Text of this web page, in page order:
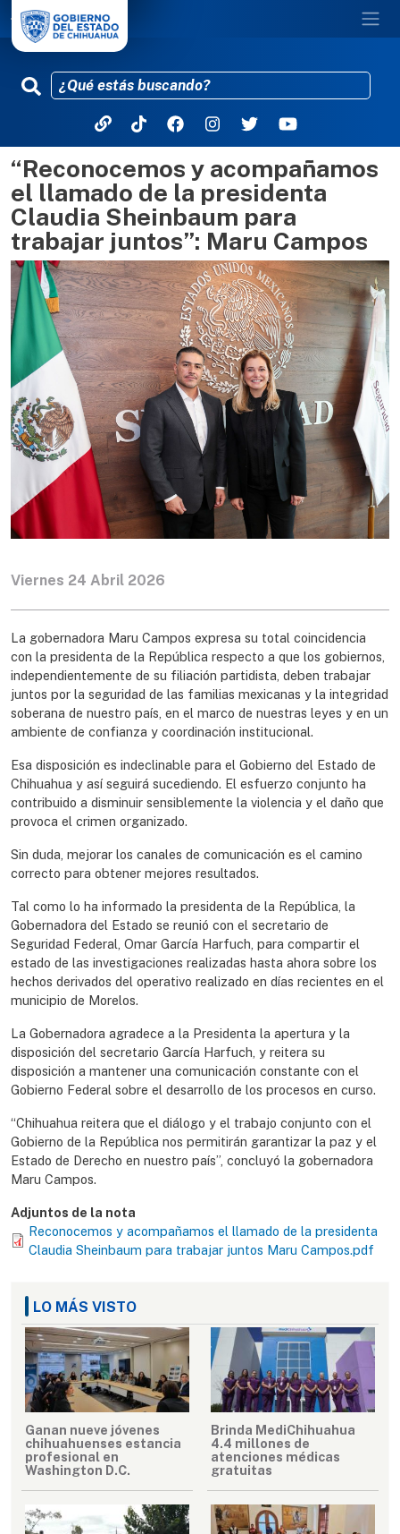
Pasar al contenido principal
“Reconocemos y acompañamos
el llamado de la presidenta
Claudia Sheinbaum para
trabajar juntos”: Maru Campos
Viernes 24 Abril 2026
La gobernadora Maru Campos expresa su total coincidencia
con la presidenta de la República respecto a que los gobiernos,
independientemente de su filiación partidista, deben trabajar
juntos por la seguridad de las familias mexicanas y la integridad
soberana de nuestro país, en el marco de nuestras leyes y en un
ambiente de confianza y coordinación institucional.
Esa disposición es indeclinable para el Gobierno del Estado de
Chihuahua y así seguirá sucediendo. El esfuerzo conjunto ha
contribuido a disminuir sensiblemente la violencia y el daño que
provoca el crimen organizado.
Sin duda, mejorar los canales de comunicación es el camino
correcto para obtener mejores resultados.
Tal como lo ha informado la presidenta de la República, la
Gobernadora del Estado se reunió con el secretario de
Seguridad Federal, Omar García Harfuch, para compartir el
estado de las investigaciones realizadas hasta ahora sobre los
hechos derivados del operativo realizado en días recientes en el
municipio de Morelos.
La Gobernadora agradece a la Presidenta la apertura y la
disposición del secretario García Harfuch, y reitera su
disposición a mantener una comunicación constante con el
Gobierno Federal sobre el desarrollo de los procesos en curso.
“Chihuahua reitera que el diálogo y el trabajo conjunto con el
Gobierno de la República nos permitirán garantizar la paz y el
Estado de Derecho en nuestro país”, concluyó la gobernadora
Maru Campos.
Adjuntos de la nota
Reconocemos y acompañamos el llamado de la presidenta
Claudia Sheinbaum para trabajar juntos Maru Campos.pdf
LO MÁS VISTO
Ganan nueve jóvenes
chihuahuenses estancia
profesional en
Washington D.C.
Brinda MediChihuahua
4.4 millones de
atenciones médicas
gratuitas